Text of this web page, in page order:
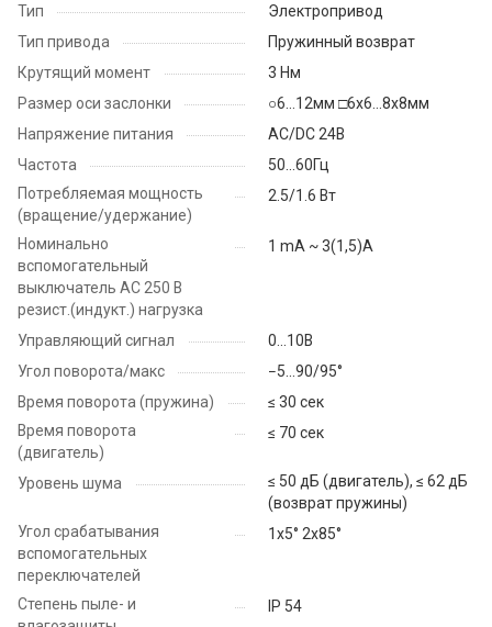
Тип
Электропривод
Тип привода
Пружинный возврат
Крутящий момент
3 Нм
Размер оси заслонки
○6…12мм □6х6…8х8мм
Напряжение питания
AC/DC 24B
Частота
50...60Гц
Потребляемая мощность
(вращение/удержание)
2.5/1.6 Вт
Номинально
вспомогательный
выключатель АС 250 В
резист.(индукт.) нагрузка
1 mA ~ 3(1,5)A
Управляющий сигнал
0...10В
Угол поворота/макс
−5...90/95°
Время поворота (пружина)
≤ 30 сек
Время поворота
(двигатель)
≤ 70 сек
Уровень шума
≤ 50 дБ (двигатель), ≤ 62 дБ
(возврат пружины)
Угол срабатывания
вспомогательных
переключателей
1х5° 2х85°
Степень пыле- и
IP 54